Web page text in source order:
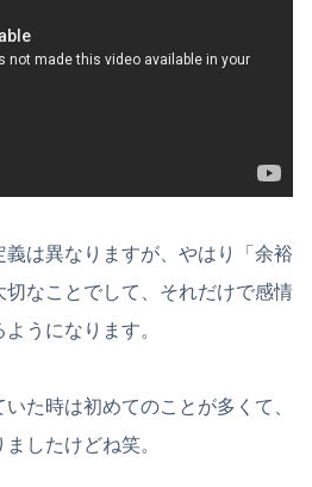
義は異なりますが、やはり「余裕
切なことでして、それだけで感情
うになります。
た時は初めてのことが多くて、
したけどね笑。